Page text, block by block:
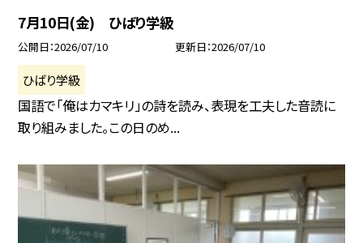
7月10日(金) ひばり学級
公開日 2026/07/10 更新日 2026/07/10
ひばり学級
国語で「俺はカマキリ」の詩を読み、表現を工夫した音読に
取り組みました。この日のめ...